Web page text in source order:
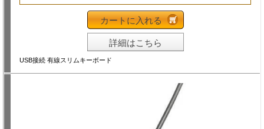
カートに入れる
詳細はこちら
USB接続 有線スリムキーボード